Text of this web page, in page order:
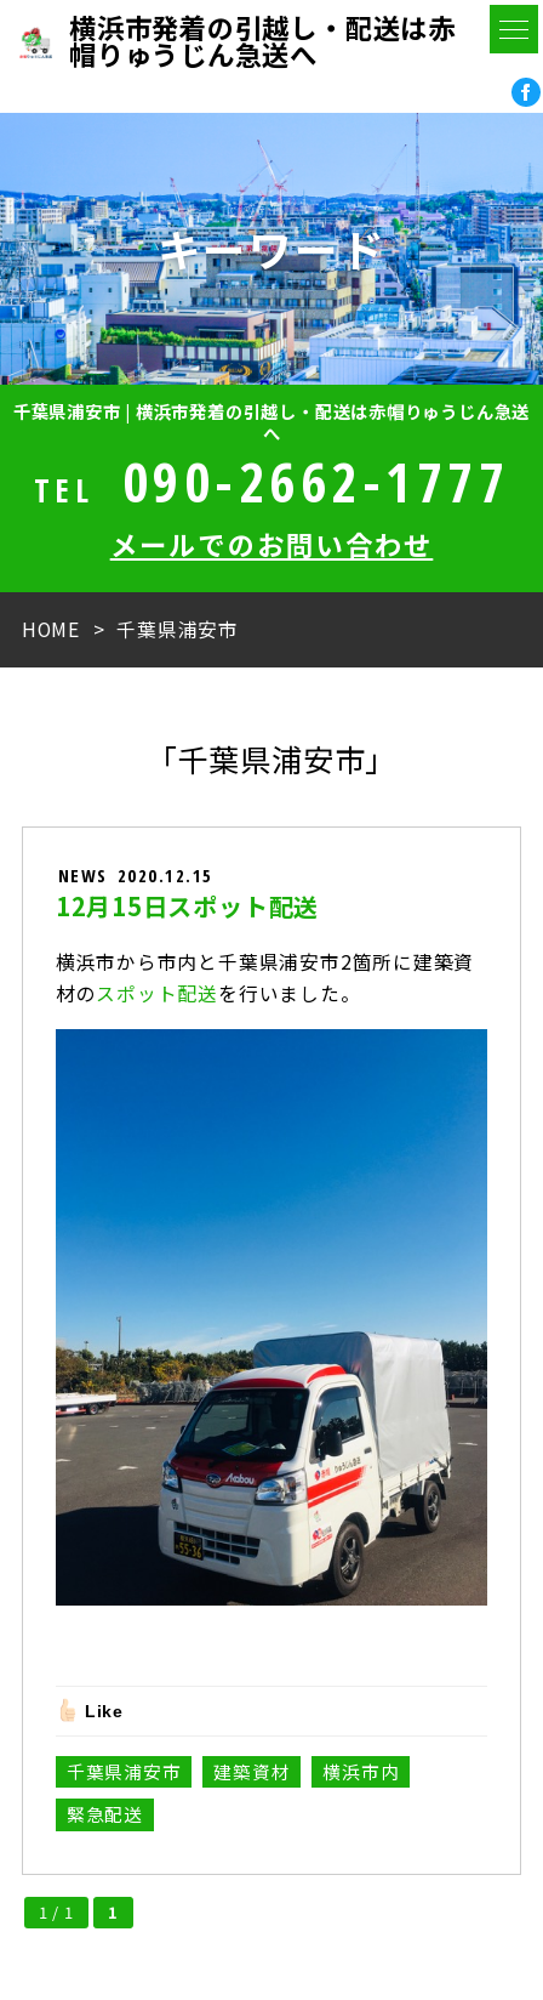
横浜市発着の引越し・配送は赤
帽りゅうじん急送へ
キーワード
千葉県浦安市 | 横浜市発着の引越し・配送は赤帽りゅうじん急送
へ
TEL 090-2662-1777
メールでのお問い合わせ
HOME 千葉県浦安市
「千葉県浦安市」
NEWS 2020.12.15
12月15日スポット配送
横浜市から市内と千葉県浦安市2箇所に建築資
材のスポット配送を行いました。
Like
千葉県浦安市 建築資材
横浜市内
緊急配送
1 / 1 1